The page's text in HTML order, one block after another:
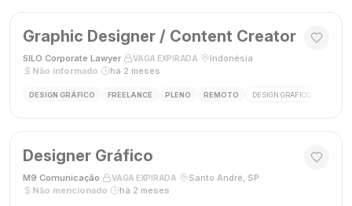
Graphic Designer / Content Creator
SILO Corporate Lawyer VAGA EXPIRADA Indonésia
Não informado
há 2 meses
DESIGN GRÁFICO FREELANCE PLENO REMOTO DESIGN GRÁFICO
Designer Gráfico
M9 Comunicação VAGA EXPIRADA Santo André, SP
Não mencionado
há 2 meses